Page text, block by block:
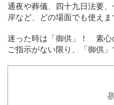
通夜や葬儀、四十九日法要
岸など、どの場面でも使えま
迷った時は「御供」！ 素心
ご指示がない限り、「御供」